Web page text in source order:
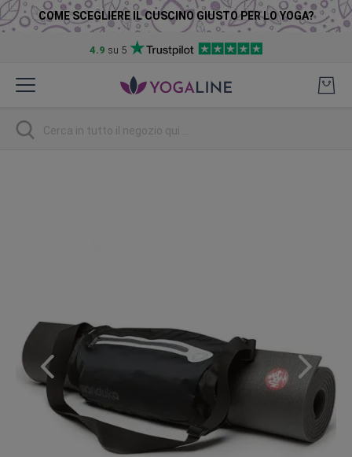
COME SCEGLIERE IL CUSCINO GIUSTO PER LO YOGA?
4.9 su 5
al
Ricerca